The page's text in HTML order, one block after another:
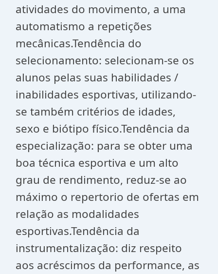
atividades do movimento, a uma
automatismo a repetições
mecânicas.Tendência do
selecionamento: selecionam-se os
alunos pelas suas habilidades /
inabilidades esportivas, utilizando-
se também critérios de idades,
sexo e biótipo físico.Tendência da
especialização: para se obter uma
boa técnica esportiva e um alto
grau de rendimento, reduz-se ao
máximo o repertorio de ofertas em
relação as modalidades
esportivas.Tendência da
instrumentalização: diz respeito
aos acréscimos da performance, as